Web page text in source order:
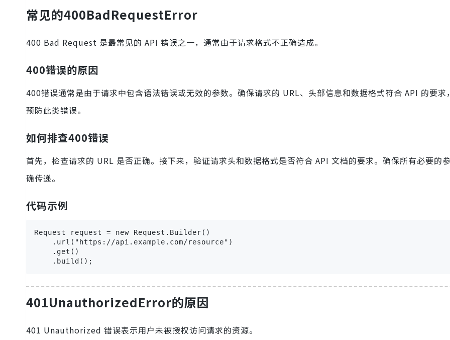
常见的400BadRequestError
400 Bad Request 是最常见的 API 错误之一，通常由于请求格式不正确造成。
400错误的原因
400错误通常是由于请求中包含语法错误或无效的参数。确保请求的 URL、头部信息和数据格式符合 API 的要求
预防此类错误。
如何排查400错误
首先，检查请求的 URL 是否正确。接下来，验证请求头和数据格式是否符合 API 文档的要求。确保所有必要的
确传递。
代码示例
Request request = new Request.Builder()
    .url("https://api.example.com/resource")
    .get()
    .build();
401UnauthorizedError的原因
401 Unauthorized 错误表示用户未被授权访问请求的资源。